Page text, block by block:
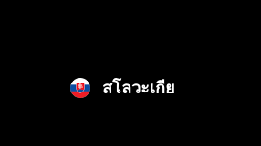
สโลวะเกีย